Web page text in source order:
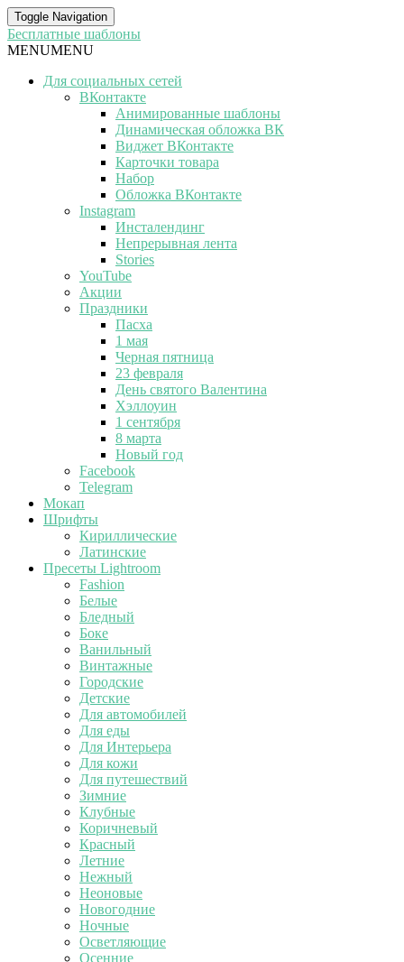
Toggle Navigation
Бесплатные шаблоны
MENUMENU
Для социальных сетей
ВКонтакте
Анимированные шаблоны
Динамическая обложка ВК
Виджет ВКонтакте
Карточки товара
Набор
Обложка ВКонтакте
Instagram
Инсталендинг
Непрерывная лента
Stories
YouTube
Акции
Праздники
Пасха
1 мая
Черная пятница
23 февраля
День святого Валентина
Хэллоуин
1 сентября
8 марта
Новый год
Facebook
Telegram
Мокап
Шрифты
Кириллические
Латинские
Пресеты Lightroom
Fashion
Белые
Бледный
Боке
Ванильный
Винтажные
Городские
Детские
Для автомобилей
Для еды
Для Интерьера
Для кожи
Для путешествий
Зимние
Клубные
Коричневый
Красный
Летние
Нежный
Неоновые
Новогодние
Ночные
Осветляющие
Осенние